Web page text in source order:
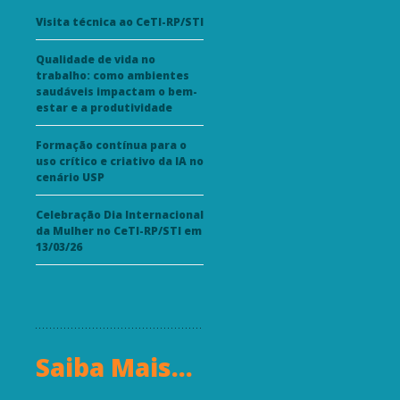
Visita técnica ao CeTI-RP/STI
Qualidade de vida no
trabalho: como ambientes
saudáveis impactam o bem-
estar e a produtividade
Formação contínua para o
uso crítico e criativo da IA no
cenário USP
Celebração Dia Internacional
da Mulher no CeTI-RP/STI em
13/03/26
Saiba Mais...